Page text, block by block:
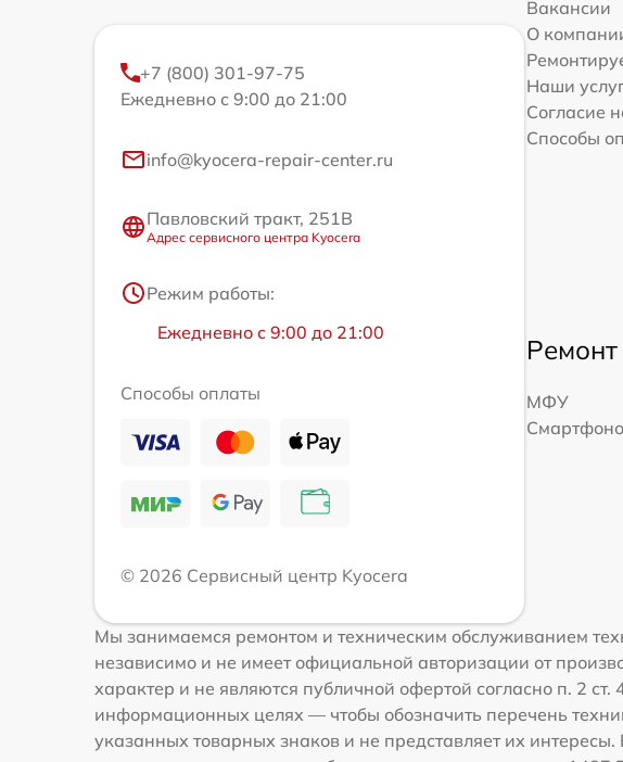
+7 (800) 301-97-75
Ежедневно с 9:00 до 21:00
info@kyocera-repair-center.ru
Павловский тракт, 251В
Адрес сервисного центра Kyocera
Режим работы:
Ежедневно с 9:00 до 21:00
Способы оплаты
© 2026 Сервисный центр Kyocera
Вакансии
О
Наши
Согласие
Способы
Ремонт
МФУ
Мы занимаемся ремонтом и техническим обслуживанием
независимо и не имеет официальной авторизации от
характер и не являются публичной офертой согласно п. 2
информационных целях — чтобы обозначить перечень
указанных товарных знаков и не представляет их